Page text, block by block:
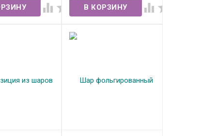
   